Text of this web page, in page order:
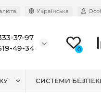
Українська
37-97
49-34
0
СИСТЕМИ